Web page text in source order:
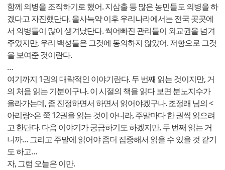
함께 의병을 조직하기로 했어. 지삼출 등 많은 농민들도 의병을 하
겠다고 자진했단다. 을사늑약 이후 우리나라에서는 전국 곳곳에
서 의병들이 많이 생겨났단다. 썩어빠진 관리들이 외교권을 넘겨
주었지만, 우리 백성들은 그것에 동의하지 않았어. 저항으로 그것
을 보여준 것이란다.
…
여기까지 1권의 대략적인 이야기란다. 두 번째 읽는 것이지만, 거
의 처음 읽는 기분이구나. 이 시절의 책을 읽다 보면 분노지수가
올라가는데, 좀 진정하면서 하면서 읽어야겠구나. 조정래 님의 <
아리랑>은 쭉 12권을 읽는 것이 아니라, 주말마다 한 권씩 읽으려
고 한단다. 다음 이야기가 궁금하기도 하겠지만, 두 번째 읽는 거
니까… 그리고 주말에 읽어야 좀더 집중해서 읽을 수 있을 것 같기
도 하고…
자, 그럼 오늘은 이만.